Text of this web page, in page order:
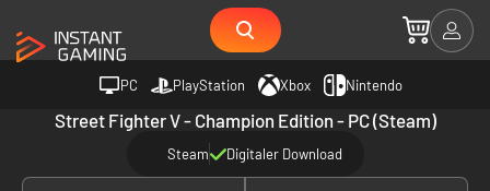
PC PlayStation Xbox Nintendo
Street Fighter V - Champion Edition - PC (Steam)
Steam Digitaler Download